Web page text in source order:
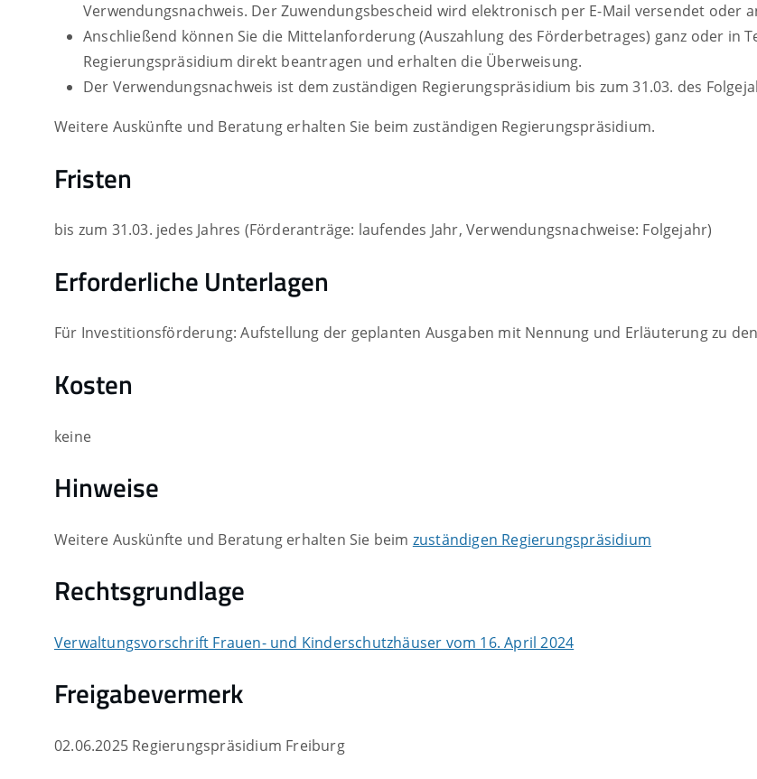
Verwendungsnachweis. Der Zuwendungsbescheid wird elektronisch per E-Mail versendet oder
Anschließend können Sie die Mittelanforderung (Auszahlung des Förderbetrages) ganz oder in
Regierungspräsidium direkt beantragen und erhalten die Überweisung.
Der Verwendungsnachweis ist dem zuständigen Regierungspräsidium bis zum 31.03. des
Weitere Auskünfte und Beratung erhalten Sie beim zuständigen Regierungspräsidium.
Fristen
bis zum 31.03. jedes Jahres (Förderanträge: laufendes Jahr, Verwendungsnachweise: Folgejahr)
Erforderliche Unterlagen
Für Investitionsförderung: Aufstellung der geplanten Ausgaben mit Nennung und Erläuterung zu
Kosten
keine
Hinweise
Weitere Auskünfte und Beratung erhalten Sie beim zuständigen Regierungspräsidium
Rechtsgrundlage
Verwaltungsvorschrift Frauen- und Kinderschutzhäuser vom 16. April 2024
Freigabevermerk
02.06.2025 Regierungspräsidium Freiburg